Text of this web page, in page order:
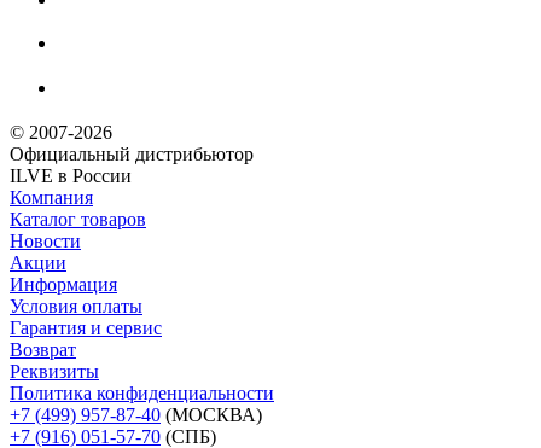
© 2007-2026
Официальный дистрибьютoр
ILVE в России
Компания
Каталог товаров
Новости
Акции
Информация
Условия оплаты
Гарантия и сервис
Возврат
Реквизиты
Политика конфиденциальности
+7 (499) 957-87-40 (МОСКВА)
+7 (916) 051-57-70 (СПБ)